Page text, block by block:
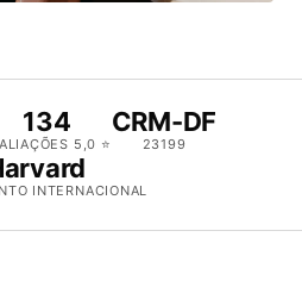
134
5,0 ⭐
CRM-DF
23199
INTERNACIONAL